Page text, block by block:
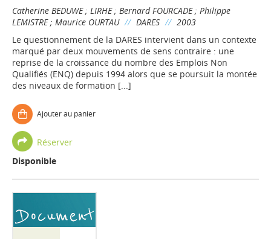
Catherine BEDUWE; LIRHE; Bernard FOURCADE; Philippe
LEMISTRE; Maurice OURTAU // DARES // 2003
Le questionnement de la DARES intervient dans un contexte
marqué par deux mouvements de sens contraire : une
reprise de la croissance du nombre des Emplois Non
Qualifiés (ENQ) depuis 1994 alors que se poursuit la montée
des niveaux de formation [...]
Ajouter au panier
Réserver
Disponible